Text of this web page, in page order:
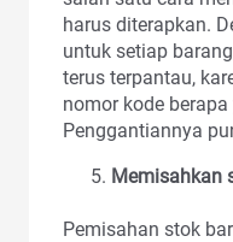
harus diterapkan.
untuk setiap
terus terpantau,
nomor kode
Penggantiannya
Memisahkan
Pemisahan stok